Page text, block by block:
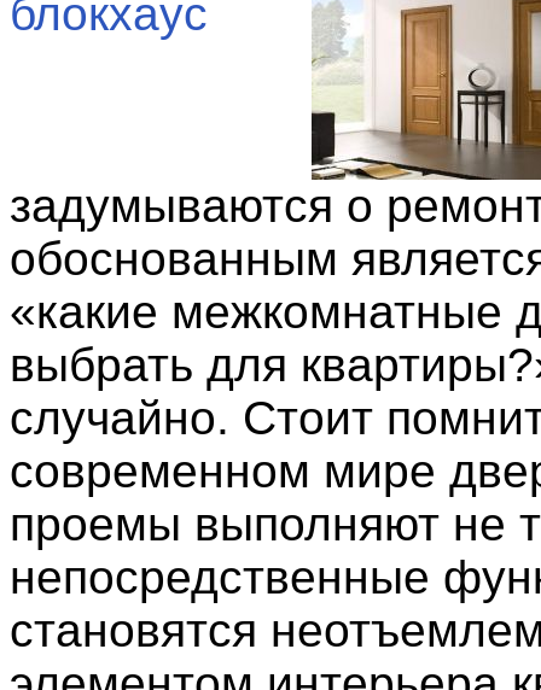
задумываются о
обоснованным
«какие межкомнатные
выбрать для
случайно. Стоит
современном мире
проемы выполняют не
непосредственные
становятся